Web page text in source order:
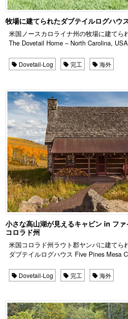
牧場に建てられたダブテイルログハウ
米国ノースカロライナ州の牧場に建てら
The Dovetail Home – North Carolina,
Dovetail-Log 完工 海外
小さな高山湖が見えるキャビン in フ
コロラド州
米国コロラド州ラウト郡ヤンパに建てら
ダブテイルログハウス Five Pines Mesa
Dovetail-Log 完工 海外